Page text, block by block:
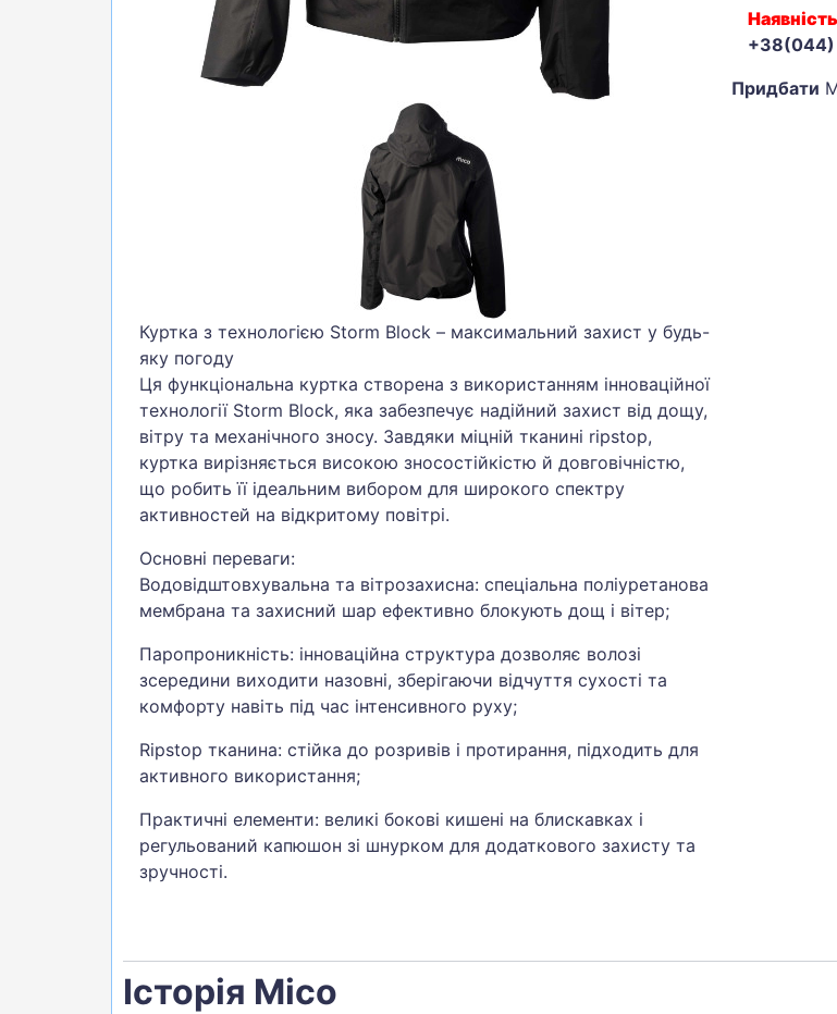
Куртка з технологією Storm Block – максимальний захист у будь-
яку погоду
Ця функціональна куртка створена з використанням інноваційної
технології Storm Block, яка забезпечує надійний захист від дощу,
вітру та механічного зносу. Завдяки міцній тканині ripstop,
куртка вирізняється високою зносостійкістю й довговічністю,
що робить її ідеальним вибором для широкого спектру
активностей на відкритому повітрі.
Основні переваги:
Водовідштовхувальна та вітрозахисна: спеціальна поліуретанова
мембрана та захисний шар ефективно блокують дощ і вітер;
Паропроникність: інноваційна структура дозволяє волозі
зсередини виходити назовні, зберігаючи відчуття сухості та
комфорту навіть під час інтенсивного руху;
Ripstop тканина: стійка до розривів і протирання, підходить для
активного використання;
Практичні елементи: великі бокові кишені на блискавках і
регульований капюшон зі шнурком для додаткового захисту та
зручності.
Придбати
Історія Mico